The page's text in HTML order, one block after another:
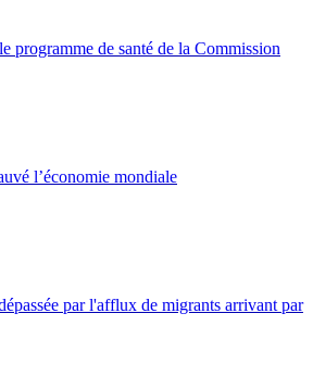
programme de santé de la Commission
l’économie mondiale
par l'afflux de migrants arrivant par